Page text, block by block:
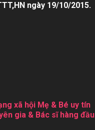
ngày 19/10/2015.
xã hội Mẹ & Bé uy tín
gia & Bác sĩ hàng đầu